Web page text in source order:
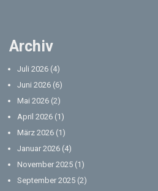
Archiv
Juli 2026 (4)
Juni 2026 (6)
Mai 2026 (2)
April 2026 (1)
März 2026 (1)
Januar 2026 (4)
November 2025 (1)
September 2025 (2)